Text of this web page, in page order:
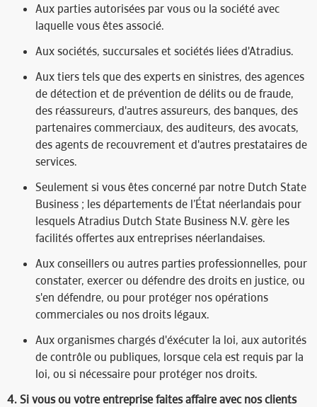
Aux parties autorisées par vous ou la société avec
laquelle vous êtes associé.
Aux sociétés, succursales et sociétés liées d'Atradius.
Aux tiers tels que des experts en sinistres, des agences
de détection et de prévention de délits ou de fraude,
des réassureurs, d'autres assureurs, des banques, des
partenaires commerciaux, des auditeurs, des avocats,
des agents de recouvrement et d'autres prestataires de
services.
Seulement si vous êtes concerné par notre Dutch State
Business ; les départements de l’État néerlandais pour
lesquels Atradius Dutch State Business N.V. gère les
facilités offertes aux entreprises néerlandaises.
Aux conseillers ou autres parties professionnelles, pour
constater, exercer ou défendre des droits en justice, ou
s'en défendre, ou pour protéger nos opérations
commerciales ou nos droits légaux.
Aux organismes chargés d'éxécuter la loi, aux autorités
de contrôle ou publiques, lorsque cela est requis par la
loi, ou si nécessaire pour protéger nos droits.
4. Si vous ou votre entreprise faites affaire avec nos clients